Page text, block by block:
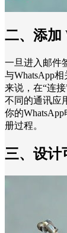
二、添加
一旦进入邮件
与WhatsApp
来说，在“连
不同的通讯应
你的
册过程。
三、设计